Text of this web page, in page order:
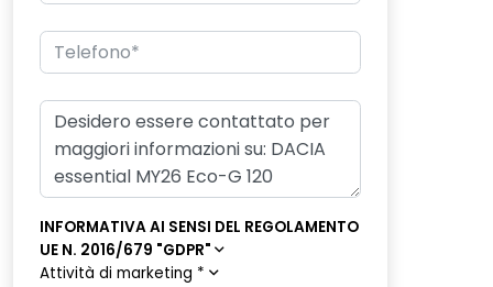
INFORMATIVA AI SENSI DEL REGOLAMENTO
UE N. 2016/679 "GDPR"
Attività di marketing *